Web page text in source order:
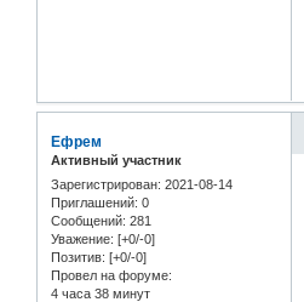
Ефрем
Активный участник
Зарегистрирован: 2021-08-14
Приглашений: 0
Сообщений: 281
Уважение: [+0/-0]
Позитив: [+0/-0]
Провел на форуме:
4 часа 38 минут